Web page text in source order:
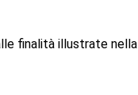
finalità illustrate nella